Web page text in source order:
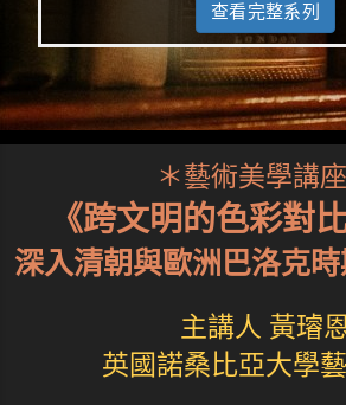
查看完整系列
＊藝術美學講
《跨文明的色彩對
深入清朝與歐洲巴洛克
主講人 黃璿
英國諾桑比亞大學